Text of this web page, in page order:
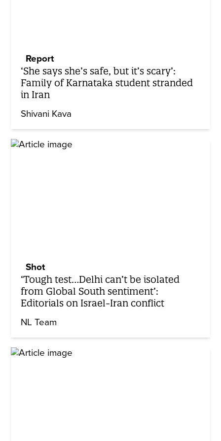
Report
‘She says she’s safe, but it’s scary’:
Family of Karnataka student stranded
in Iran
Shivani Kava
Shot
‘Tough test…Delhi can’t be isolated
from Global South sentiment’:
Editorials on Israel-Iran conflict
NL Team